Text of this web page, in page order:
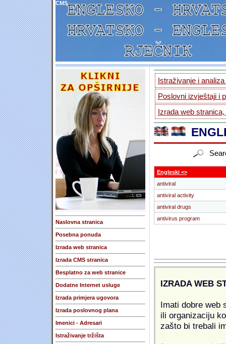
CMS
Naslovna stranica
Posebna ponuda
Izrada web stranica
Izrada CMS stranica
Besplatno za web stranice
Dodatne Internet usluge
Izrada primjera ugovora
Izrada poslovnog plana
Imenici - Adresari
Istraživanje tržišta
Istraživanje i
Poslovni izvještaji i
Izrada web
Engleski <>
antiviral
antiviral activity
antiviral drugs
antivirus program
IZRADA WEB
Imati dobre web
ili organizaciju
zašto bi trebali